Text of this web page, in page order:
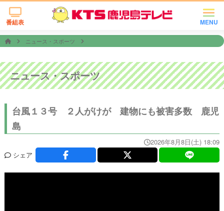
MENU
番組表
ニュース・スポーツ
ニュース・スポーツ
台風１３号 ２人がけが 建物にも被害多数 鹿児
島
2026年8月8日(土) 18:09
シェア